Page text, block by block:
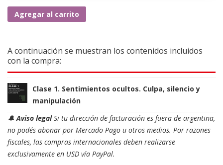
Enigmas
de
femenino.
De
la
literatura
al
cantidad
Agregar al carrito
A continuación se muestran los contenidos incluidos
con la compra:
Clase 1. Sentimientos ocultos. Culpa, silencio y
manipulación
🔔Aviso legal Si tu dirección de facturación es fuera de argentina,
no podés abonar por Mercado Pago u otros medios. Por razones
fiscales, las compras internacionales deben realizarse
exclusivamente en USD vía PayPal.